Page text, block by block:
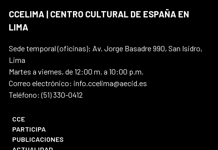
CCELIMA | CENTRO CULTURAL DE ESPAÑA EN
LIMA
Sede temporal (oficinas): Av. Jorge Basadre 990, San Isidro,
Lima
Martes a viernes, de 12:00 m. a 10:00 p.m.
Correo electrónico: info.ccelima@aecid.es
Teléfono: (51) 330-0412
CCE
PARTICIPA
PUBLICACIONES